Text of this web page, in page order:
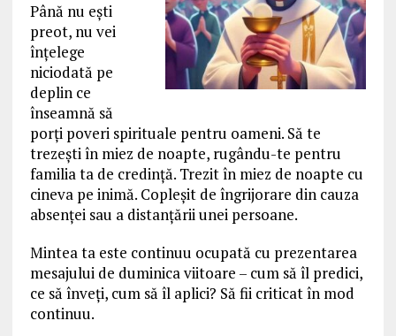
Până nu ești
preot, nu vei
înțelege
niciodată pe
deplin ce
înseamnă să
porți poveri spirituale pentru oameni. Să te
trezești în miez de noapte, rugându-te pentru
familia ta de credință. Trezit în miez de noapte cu
cineva pe inimă. Copleșit de îngrijorare din cauza
absenței sau a distanțării unei persoane.
Mintea ta este continuu ocupată cu prezentarea
mesajului de duminica viitoare – cum să îl predici,
ce să înveți, cum să îl aplici? Să fii criticat în mod
continuu.